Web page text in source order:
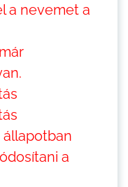
a nevemet a
a